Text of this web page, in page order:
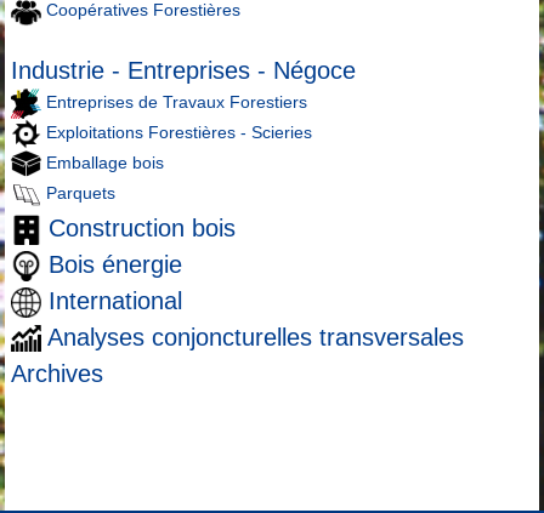
Coopératives Forestières
Industrie - Entreprises - Négoce
Entreprises de Travaux Forestiers
Exploitations Forestières - Scieries
Emballage bois
Parquets
Construction bois
Bois énergie
International
Analyses conjoncturelles transversales
Archives